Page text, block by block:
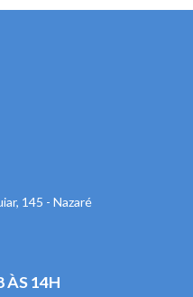
145 - Nazaré
ÀS 14H